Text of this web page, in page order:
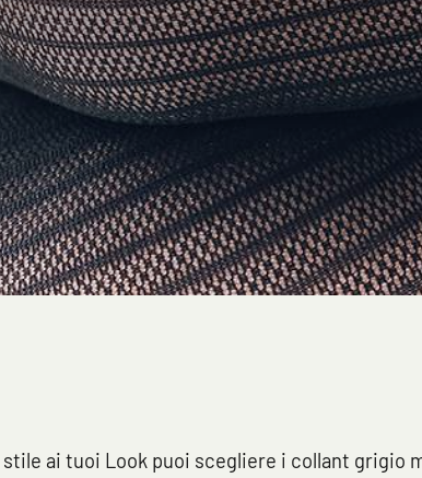
ai tuoi Look puoi scegliere i collant grigio